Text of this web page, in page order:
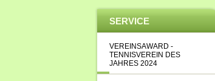
SERVICE
VEREINSAWARD -
TENNISVEREIN DES
JAHRES 2024